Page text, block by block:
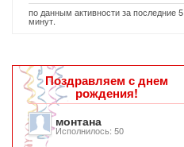
по данным активности за последние 5
минут.
Поздравляем с днем
рождения!
монтана
Исполнилось: 50